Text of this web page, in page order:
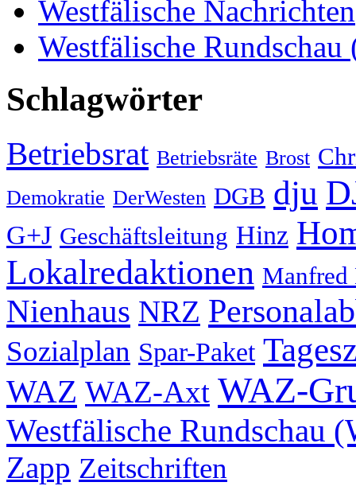
Westfälische Nachrichten
Westfälische Rundschau
Schlagwörter
Betriebsrat Betriebsräte Brost
Demokratie DerWesten DGB dju
G+J Geschäftsleitung Hinz
Lokalredaktionen Manfred
Nienhaus NRZ
Sozialplan Spar-Paket
WAZ WAZ-Axt WAZ-
Westfälische Rundschau
Zapp Zeitschriften